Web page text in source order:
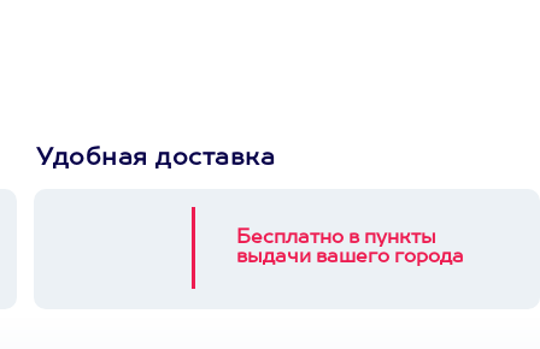
Удобная доставка
Бесплатно в пункты
выдачи вашего города